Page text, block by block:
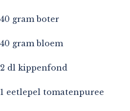
40 gram boter
40 gram bloem
2 dl kippenfond
1 eetlepel tomatenpuree